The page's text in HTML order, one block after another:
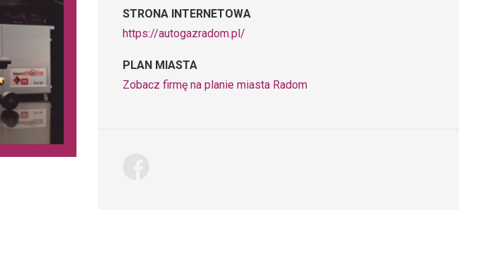
STRONA INTERNETOWA
https://autogazradom.pl/
PLAN MIASTA
Zobacz firmę na planie miasta Radom